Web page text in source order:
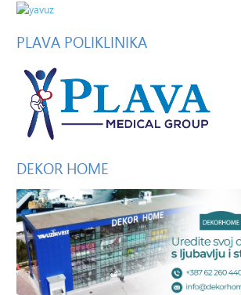
PLAVA POLIKLINIKA
DEKOR HOME